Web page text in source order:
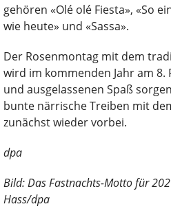
gehören «Olé olé Fiesta», «So
wie heute» und «Sassa».
Der Rosenmontag mit dem
wird im kommenden Jahr am
und ausgelassenen Spaß
bunte närrische Treiben mit
zunächst wieder vorbei.
dpa
Bild: Das Fastnachts-Motto für
Hass/dpa